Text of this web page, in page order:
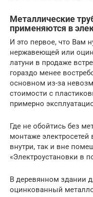
Металлические
применяются в
И это первое, что Вам
нержавеющей или
латуни в продаже
гораздо менее
основном из-за
стоимости с
примерно
Где не обойтись без
монтаже
внутри, так и вне
«Электроустановки в
В деревянном здании
оцинкованный